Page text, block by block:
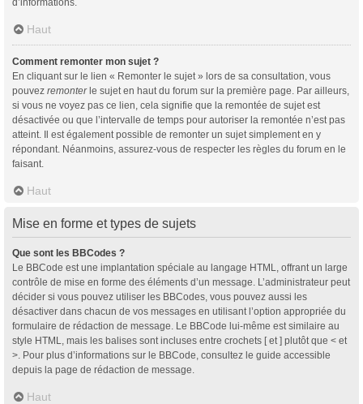
d’informations.
Haut
Comment remonter mon sujet ?
En cliquant sur le lien « Remonter le sujet » lors de sa consultation, vous
pouvez remonterle sujet en haut du forum sur la première page. Par ailleurs,
si vous ne voyez pas ce lien, cela signifie que la remontée de sujet est
désactivée ou que l’intervalle de temps pour autoriser la remontée n’est pas
atteint. Il est également possible de remonter un sujet simplement en y
répondant. Néanmoins, assurez-vous de respecter les règles du forum en le
faisant.
Haut
Mise en forme et types de sujets
Que sont les BBCodes ?
Le BBCode est une implantation spéciale au langage HTML, offrant un large
contrôle de mise en forme des éléments d’un message. L’administrateur peut
décider si vous pouvez utiliser les BBCodes, vous pouvez aussi les
désactiver dans chacun de vos messages en utilisant l’option appropriée du
formulaire de rédaction de message. Le BBCode lui-même est similaire au
style HTML, mais les balises sont incluses entre crochets [ et ] plutôt que < et
>. Pour plus d’informations sur le BBCode, consultez le guide accessible
depuis la page de rédaction de message.
Haut